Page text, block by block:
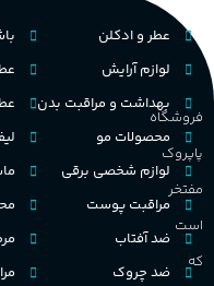
طبع تلخ
غلظت
اکسترکت دو پرفیوم
گروه بویایی میوه ای
فروشگاه
پاپروک
مفتخر
است
که
عطر و ادکلن
لوازم آرایش
بهداشت و مراقبت بدن
محصولات مو
لوازم شخصی برقی
مراقبت پوست
ضد آفتاب
ضد چروک